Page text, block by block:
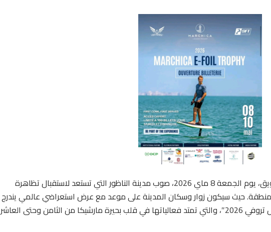
تتجه أنظار عشاق الرياضات المائية والتشويق، يوم الجمعة 8 ماي 2026، صوب مدينة الناظور التي تستعد لاستقبال تظاهرة
حيث سيكون زوار وسكان المدينة على موعد مع عرض استعراضي عالمي يندرج
ضمن منافسات بطولة “مارشيكا إي-فويل تروفي 2026″، والتي تمتد فعالياتها في قلب بحيرة مارشيكا من الثامن وحتى العاشر